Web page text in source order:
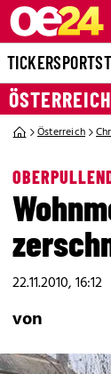
TICKERSPORT
ÖSTERREICH
Österreich
22.11.2010, 16:12
von